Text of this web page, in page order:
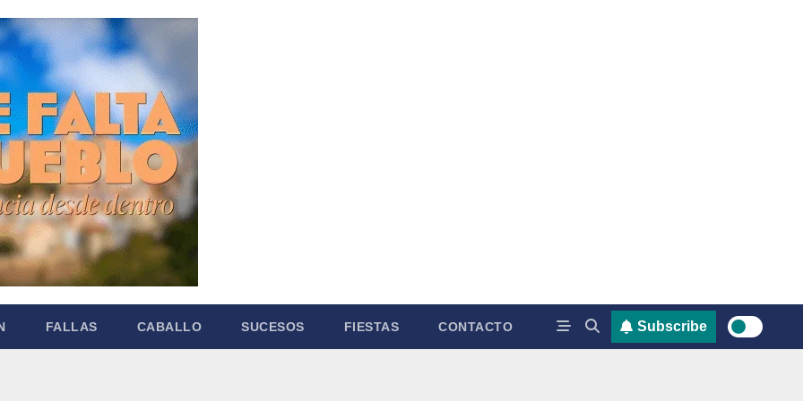
FALLAS CABALLO SUCESOS FIESTAS CONTACTO Subscribe